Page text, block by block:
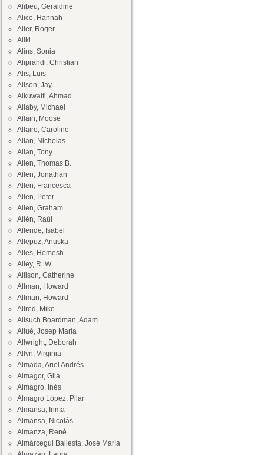
Alibeu, Geraldine
Alice, Hannah
Alier, Roger
Aliki
Alins, Sonia
Aliprandi, Christian
Alis, Luis
Alison, Jay
Alkuwaifi, Ahmad
Allaby, Michael
Allain, Moose
Allaire, Caroline
Allan, Nicholas
Allan, Tony
Allen, Thomas B.
Allen, Jonathan
Allen, Francesca
Allen, Peter
Allen, Graham
Allén, Raúl
Allende, Isabel
Allepuz, Anuska
Alles, Hemesh
Alley, R. W.
Allison, Catherine
Allman, Howard
Allman, Howard
Allred, Mike
Allsuch Boardman, Adam
Allué, Josep María
Allwright, Deborah
Allyn, Virginia
Almada, Ariel Andrés
Almagor, Gila
Almagro, Inés
Almagro López, Pilar
Almansa, Inma
Almansa, Nicolás
Almanza, René
Almárcegui Ballesta, José María